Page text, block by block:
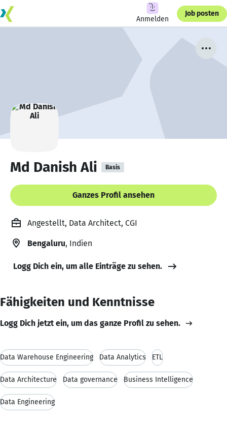
Anmelden
Job posten
Md Danish Ali Basis
Ganzes Profil ansehen
Angestellt, Data Architect, CGI
Bengaluru, Indien
Logg Dich ein, um alle Einträge zu sehen.
Fähigkeiten und Kenntnisse
Logg Dich jetzt ein, um das ganze Profil zu sehen.
Data Warehouse Engineering Data Analytics ETL
Data Architecture Data governance Business Intelligence
Data Engineering